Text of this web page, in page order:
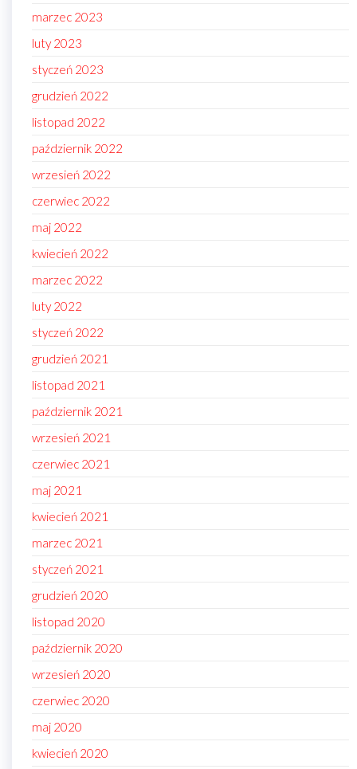
marzec 2023
luty 2023
styczeń 2023
grudzień 2022
listopad 2022
październik 2022
wrzesień 2022
czerwiec 2022
maj 2022
kwiecień 2022
marzec 2022
luty 2022
styczeń 2022
grudzień 2021
listopad 2021
październik 2021
wrzesień 2021
czerwiec 2021
maj 2021
kwiecień 2021
marzec 2021
styczeń 2021
grudzień 2020
listopad 2020
październik 2020
wrzesień 2020
czerwiec 2020
maj 2020
kwiecień 2020